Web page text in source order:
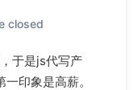
closed
于是js代写产
印象是高薪。